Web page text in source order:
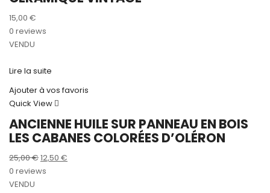
15,00 €
0 reviews
VENDU
Lire la suite
Ajouter à vos favoris
Quick View
ANCIENNE HUILE SUR PANNEAU EN BOIS
LES CABANES COLORÉES D’OLÉRON
25,00€Le
prix
12,50 €
0 reviews
VENDU